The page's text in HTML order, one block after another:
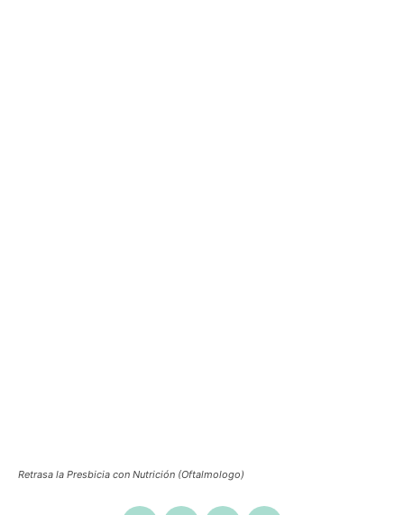
Retrasa la Presbicia con Nutrición (Oftalmologo)